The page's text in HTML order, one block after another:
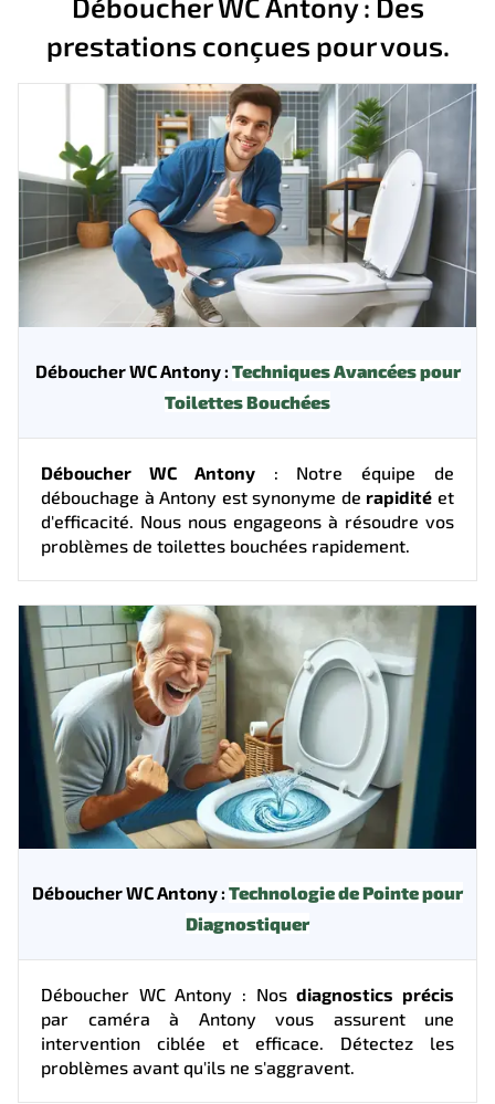
prestations conçues pour vous.
Déboucher WC Antony : Techniques Avancées pour
Toilettes Bouchées
Déboucher WC Antony: Notre équipe de
débouchage à Antony est synonyme de rapidité et
d'efficacité. Nous nous engageons à résoudre vos
problèmes de toilettes bouchées rapidement.
Déboucher WC Antony : Technologie de Pointe pour
Diagnostiquer
Déboucher WC Antony : Nosdiagnostics précis
par caméra à Antony vous assurent une
intervention ciblée et efficace. Détectez les
problèmes avant qu'ils ne s'aggravent.